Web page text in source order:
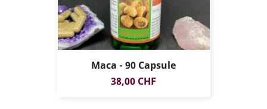
Maca - 90 Capsule
Prezzo
38,00 CHF